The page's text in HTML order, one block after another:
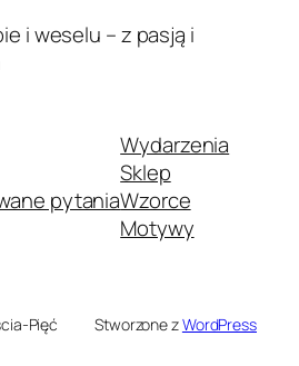
i weselu – z pasją i
pytania
Wydarzenia
Sklep
Wzorce
Motywy
Pięć Stworzone zWordPress